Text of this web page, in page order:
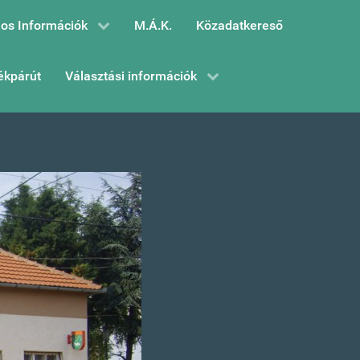
Információk M.Á.K. Közadatkereső
Választási információk